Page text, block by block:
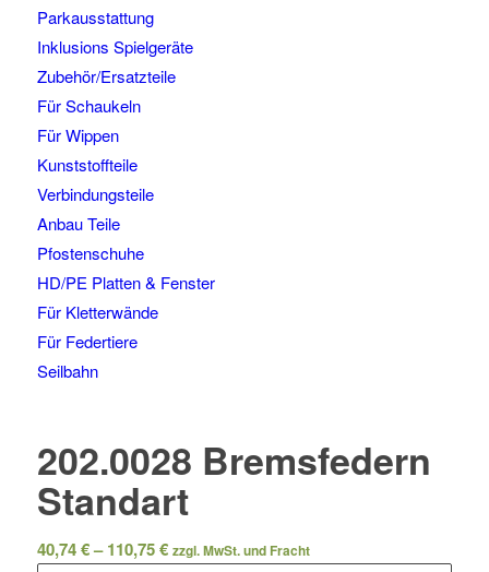
Parkausstattung
Inklusions Spielgeräte
Zubehör/Ersatzteile
Für Schaukeln
Für Wippen
Kunststoffteile
Verbindungsteile
Anbau Teile
Pfostenschuhe
HD/PE Platten & Fenster
Für Kletterwände
Für Federtiere
Seilbahn
202.0028 Bremsfedern
Standart
40,74€–110,75€Preisspanne:
zzgl. MwSt. und Fracht